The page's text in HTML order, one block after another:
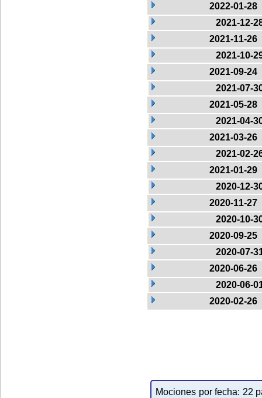
2022-01-28
2021-12-
2021-11-26
2021-10-
2021-09-24
2021-07-
2021-05-28
2021-04-
2021-03-26
2021-02-
2021-01-29
2020-12-
2020-11-27
2020-10-
2020-09-25
2020-07-
2020-06-26
2020-06-
2020-02-26
Mociones por fecha: 22